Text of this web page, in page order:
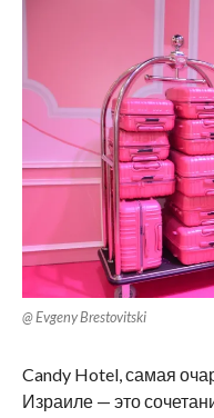
@ Evgeny Brestovitski
Candy Hotel, самая
Израиле — это